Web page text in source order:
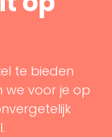
te bieden
we voor je op